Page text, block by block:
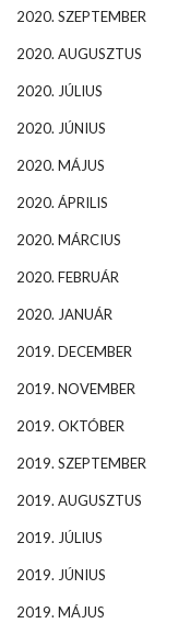
2020. SZEPTEMBER
2020. AUGUSZTUS
2020. JÚLIUS
2020. JÚNIUS
2020. MÁJUS
2020. ÁPRILIS
2020. MÁRCIUS
2020. FEBRUÁR
2020. JANUÁR
2019. DECEMBER
2019. NOVEMBER
2019. OKTÓBER
2019. SZEPTEMBER
2019. AUGUSZTUS
2019. JÚLIUS
2019. JÚNIUS
2019. MÁJUS